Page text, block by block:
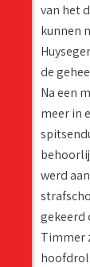
van het
kunnen
de
Na een
meer in
werd
gekeerd
Timmer
hoofdrol